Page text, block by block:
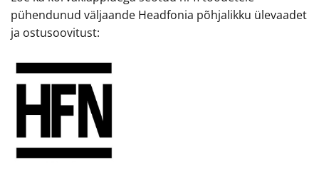
pühendunud väljaande Headfonia põhjalikku ülevaadet
ja ostusoovitust: